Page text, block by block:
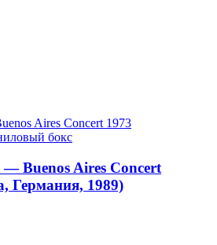
Buenos Aires Concert
Германия, 1989)